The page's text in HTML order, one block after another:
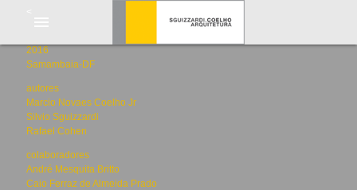
2016
Samambaia-DF
autores
Marcio Novaes Coelho Jr
Silvio Sguizzardi
Rafael Cohen
colaboradores
André Mesquita Britto
Caio Ferraz de Almeida Prado